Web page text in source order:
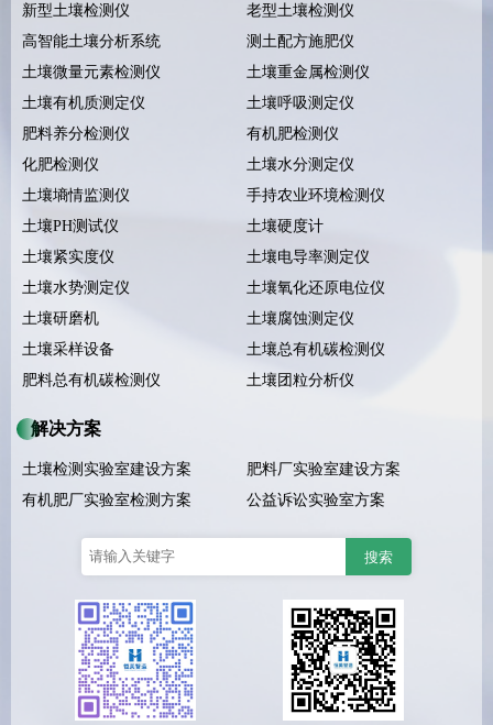
新型土壤检测仪
老型土壤检测仪
高智能土壤分析系统
测土配方施肥仪
土壤微量元素检测仪
土壤重金属检测仪
土壤有机质测定仪
土壤呼吸测定仪
肥料养分检测仪
有机肥检测仪
化肥检测仪
土壤水分测定仪
土壤墒情监测仪
手持农业环境检测仪
土壤PH测试仪
土壤硬度计
土壤紧实度仪
土壤电导率测定仪
土壤水势测定仪
土壤氧化还原电位仪
土壤研磨机
土壤腐蚀测定仪
土壤采样设备
土壤总有机碳检测仪
肥料总有机碳检测仪
土壤团粒分析仪
解决方案
土壤检测实验室建设方案
肥料厂实验室建设方案
有机肥厂实验室检测方案
公益诉讼实验室方案